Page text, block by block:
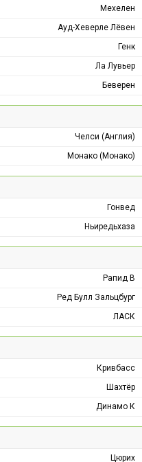
Мехелен
Ауд-Хеверле Лёвен
Генк
Ла Лувьер
Беверен
Челси (Англия)
Монако (Монако)
Гонвед
Ньиредьхаза
Рапид В
Ред Булл Зальцбург
ЛАСК
Кривбасс
Шахтёр
Динамо К
Цюрих